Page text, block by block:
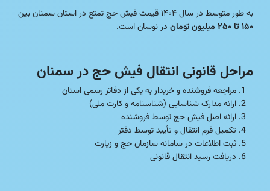
به طور متوسط در سال ۱۴۰۴ قیمت فیش حج تمتع در استان سمنان بین
۱۵۰ تا ۲۵۰ میلیون تومان
در نوسان است.
مراحل قانونی انتقال فیش حج در سمنان
مراجعه فروشنده و خریدار به یکی از دفاتر رسمی استان
ارائه مدارک شناسایی (شناسنامه و کارت ملی)
ارائه اصل فیش حج توسط فروشنده
تکمیل فرم انتقال و تأیید توسط دفتر
ثبت اطلاعات در سامانه سازمان حج و زیارت
دریافت رسید انتقال قانونی